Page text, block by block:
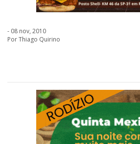
- 08 nov, 2010
Por Thiago Quirino